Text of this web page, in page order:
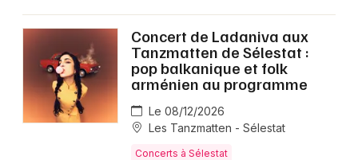
Concert de Ladaniva aux
Tanzmatten de Sélestat :
pop balkanique et folk
arménien au programme
Le 08/12/2026
Les Tanzmatten - Sélestat
Concerts à Sélestat